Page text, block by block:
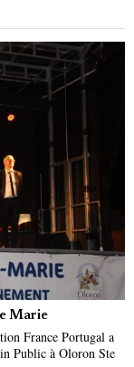
Marie
France Portugal a
Public à Oloron Ste